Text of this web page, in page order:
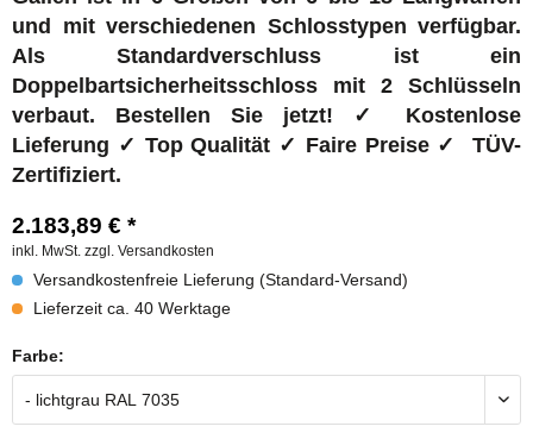
und mit verschiedenen Schlosstypen verfügbar.
Als Standardverschluss ist ein
Doppelbartsicherheitsschloss mit 2 Schlüsseln
verbaut. Bestellen Sie jetzt! ✓ Kostenlose
Lieferung ✓ Top Qualität ✓ Faire Preise ✓ TÜV-
Zertifiziert.
2.183,89 € *
inkl. MwSt. zzgl. Versandkosten
Versandkostenfreie Lieferung (Standard-Versand)
Lieferzeit ca. 40 Werktage
Farbe: